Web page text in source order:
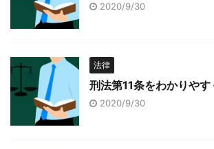
2020/9/30
法律
刑法第11条をわかりや
2020/9/30